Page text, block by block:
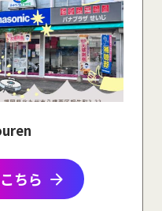
ちら arrow_forward